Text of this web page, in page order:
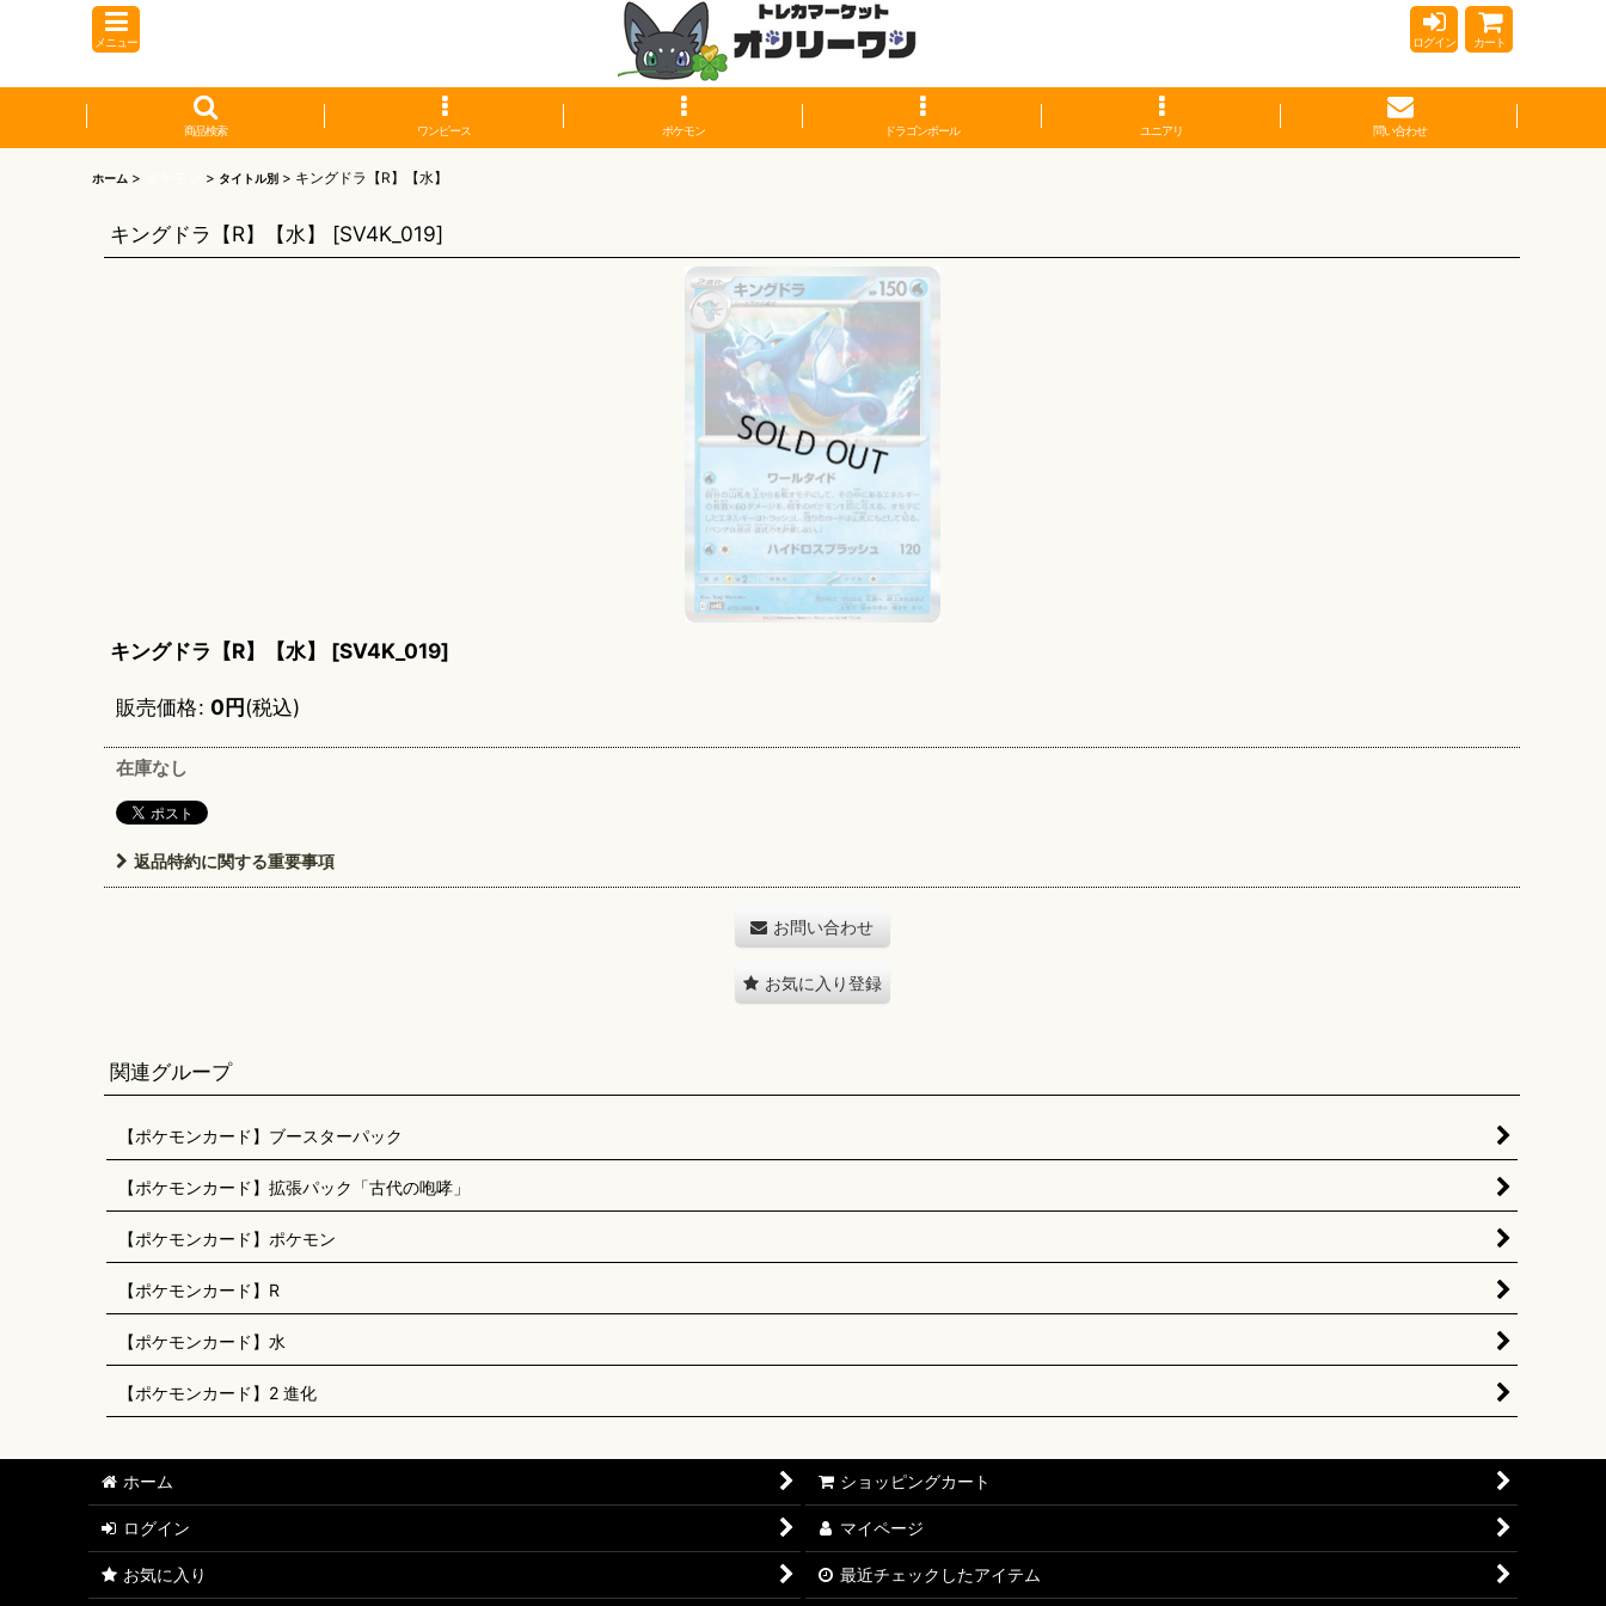
メニュー ログイン カート
商品検索 ワンピース ポケモン ドラゴンボール ユニアリ 問い合わせ
ホーム > > タイトル別 > キングドラ【R】【水】
キングドラ【R】【水】 [SV4K_019]
キングドラ【R】【水】 [SV4K_019]
販売価格: 0円(税込)
在庫なし
返品特約に関する重要事項
お問い合わせ
お気に入り登録
関連グループ
【ポケモンカード】ブースターパック
【ポケモンカード】拡張パック「古代の咆哮」
【ポケモンカード】ポケモン
【ポケモンカード】R
【ポケモンカード】水
【ポケモンカード】2 進化
ホーム ショッピングカート
ログイン マイページ
お気に入り 最近チェックしたアイテム